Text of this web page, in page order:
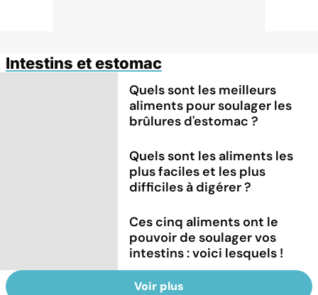
Intestins et estomac
Quels sont les meilleurs
aliments pour soulager les
brûlures d'estomac ?
Quels sont les aliments les
plus faciles et les plus
difficiles à digérer ?
Ces cinq aliments ont le
pouvoir de soulager vos
intestins : voici lesquels !
Voir plus